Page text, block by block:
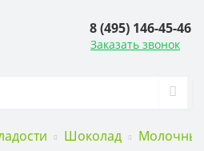
8 (495) 146-45-46
Заказать звонок
Шоколад